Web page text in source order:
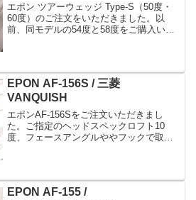
エポン ツアーウェッジ Type-S（50度・
60度）のご注文をいただきました。以
前、同モデルの54度と58度をご購入いた
や、思っ...
EPON AF-156S / 三菱
VANQUISH
エポンAF-156Sをご注文いただきまし
た。ご指定のヘッドスペックロフト10
度、フェースアングルややフックで取り
てヘッドのウェイトは...
EPON AF-155 /